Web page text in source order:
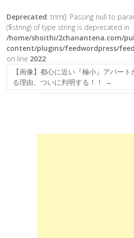
Deprecated: trim(): Passing null to
($string) of type string is deprecated in
/home/shoithi/2chanantena.com/
content/plugins/feedwordpress/
on line 2022
【画像】都心に近い『極小』アパー
る理由、ついに判明する！！
→